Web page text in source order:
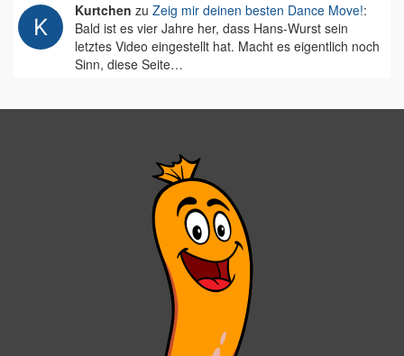
Kurtchen zu Zeig mir deinen besten Dance Move!:
Bald ist es vier Jahre her, dass Hans-Wurst sein
letztes Video eingestellt hat. Macht es eigentlich noch
Sinn, diese Seite…